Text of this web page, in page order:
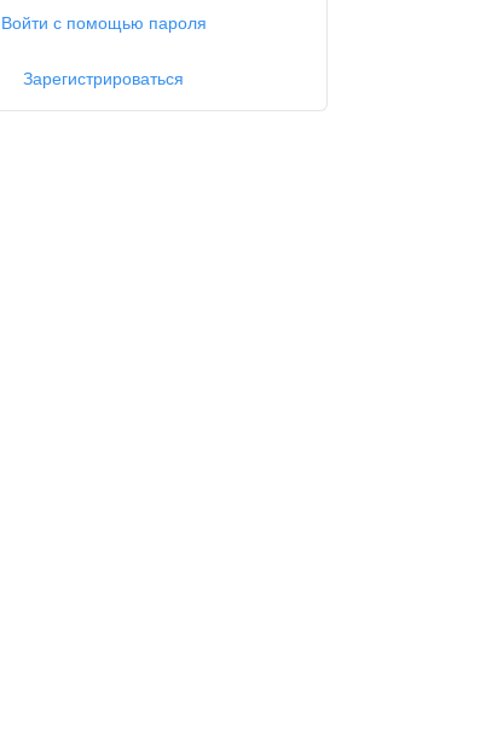
Войти с помощью пароля
Зарегистрироваться